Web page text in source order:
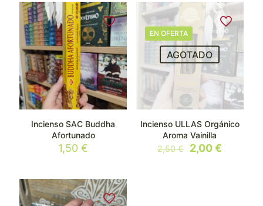
Incienso SAC Buddha
Afortunado
1,50€
EN OFERTA
AGOTADO
Incienso ULLAS Orgánico
Aroma Vainilla
2,50€
El
2,00€